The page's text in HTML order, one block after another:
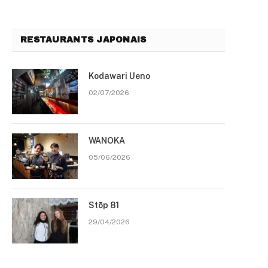
RESTAURANTS JAPONAIS
Kodawari Ueno
02/07/2026
WANOKA
05/06/2026
Stōp 81
29/04/2026